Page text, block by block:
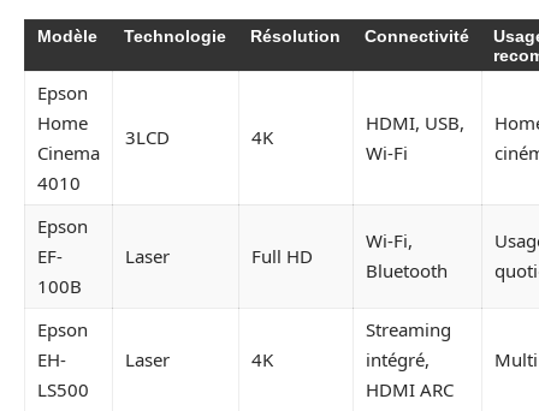
Modèle Technologie Résolution Connectivité
Epson
Home
Cinema
4010
3LCD 4K
HDMI, USB,
Wi-Fi
Epson
EF-
100B
Laser Full HD
Wi-Fi,
Bluetooth
Epson
EH-
LS500
Laser 4K
Streaming
intégré,
HDMI ARC